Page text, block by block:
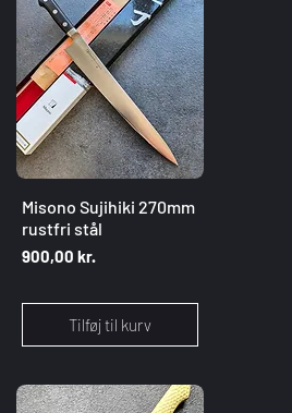
Hurtigvisning
Misono Sujihiki 270mm
rustfri stål
Pris
900,00 kr.
Tilføj til kurv